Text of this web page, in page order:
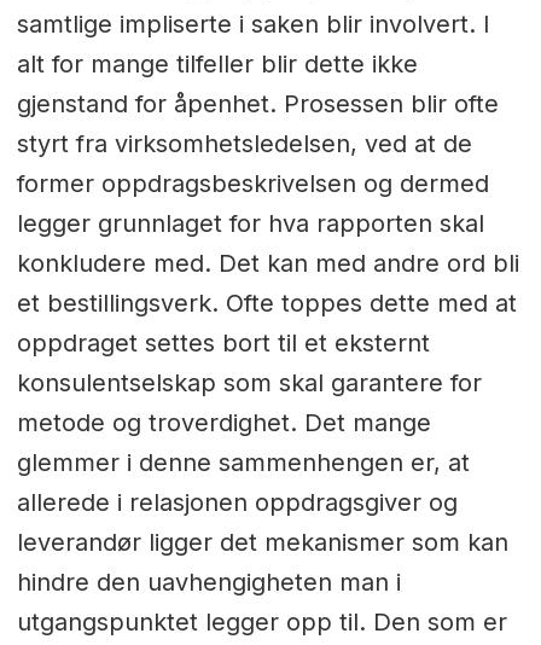
samtlige impliserte i saken blir involvert. I
alt for mange tilfeller blir dette ikke
gjenstand for åpenhet. Prosessen blir ofte
styrt fra virksomhetsledelsen, ved at de
former oppdragsbeskrivelsen og dermed
legger grunnlaget for hva rapporten skal
konkludere med. Det kan med andre ord bli
et bestillingsverk. Ofte toppes dette med at
oppdraget settes bort til et eksternt
konsulentselskap som skal garantere for
metode og troverdighet. Det mange
glemmer i denne sammenhengen er, at
allerede i relasjonen oppdragsgiver og
leverandør ligger det mekanismer som kan
hindre den uavhengigheten man i
utgangspunktet legger opp til. Den som er